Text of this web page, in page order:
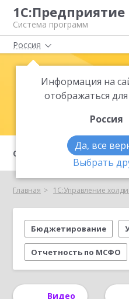
1С:Предприятие
Система программ
Россия
Информация на
отображаться
Россия
Да, все
Выбрать
О продукте
Главная 1С:Управление
Бюджетирование
Отчетность по МСФО
Видео